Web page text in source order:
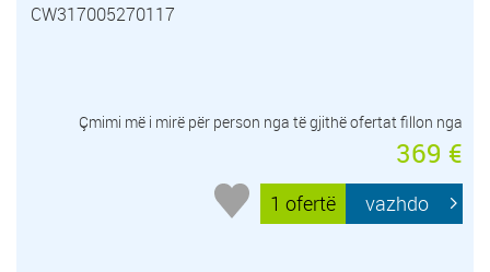
CW317005270117
Çmimi më i mirë për person nga të gjithë ofertat fillon nga
369 €
1 ofertë vazhdo